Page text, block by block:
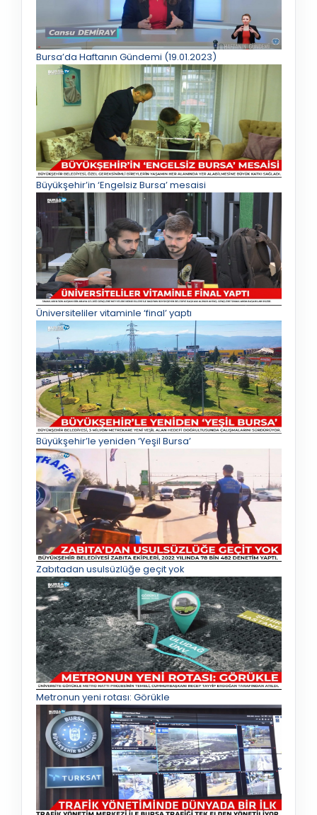
Bursa’da Haftanın Gündemi (19.01.2023)
Büyükşehir’in ‘Engelsiz Bursa’ mesaisi
Üniversiteliler vitaminle ‘final’ yaptı
Büyükşehir’le yeniden ‘Yeşil Bursa’
Zabıtadan usulsüzlüğe geçit yok
Metronun yeni rotası: Görükle